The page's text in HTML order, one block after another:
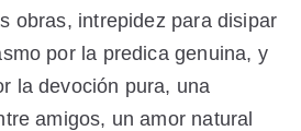
obras, intrepidez para disipar
por la predica genuina, y
la devoción pura, una
amigos, un amor natural